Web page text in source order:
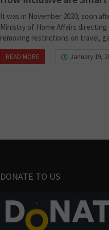
It was in November 2020, soon
Ministry of Home Affairs
removing restrictions on travel,
READ MORE January 19,
DONATE TO US